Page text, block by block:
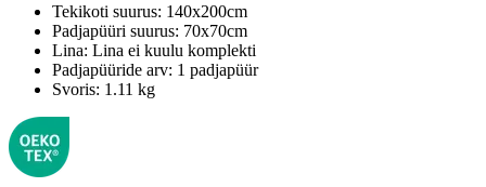
Tekikoti suurus: 140x200cm
Padjapüüri suurus: 70x70cm
Lina: Lina ei kuulu komplekti
Padjapüüride arv: 1 padjapüür
Svoris: 1.11 kg